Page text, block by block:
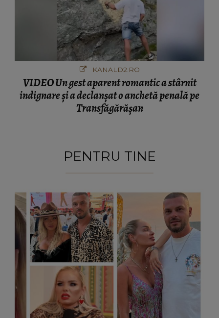
KANALD2.RO
VIDEO Un gest aparent romantic a stârnit
indignare și a declanșat o anchetă penală pe
Transfăgărășan
PENTRU TINE